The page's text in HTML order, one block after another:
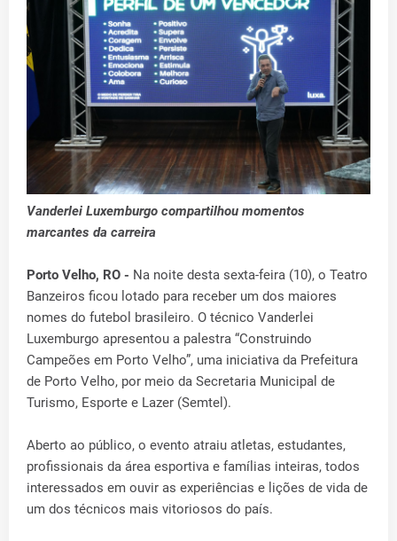
Vanderlei Luxemburgo compartilhou momentos
marcantes da carreira
Porto Velho, RO - Na noite desta sexta-feira (10), o Teatro
Banzeiros ficou lotado para receber um dos maiores
nomes do futebol brasileiro. O técnico Vanderlei
Luxemburgo apresentou a palestra “Construindo
Campeões em Porto Velho”, uma iniciativa da Prefeitura
de Porto Velho, por meio da Secretaria Municipal de
Turismo, Esporte e Lazer (Semtel).
Aberto ao público, o evento atraiu atletas, estudantes,
profissionais da área esportiva e famílias inteiras, todos
interessados em ouvir as experiências e lições de vida de
um dos técnicos mais vitoriosos do país.